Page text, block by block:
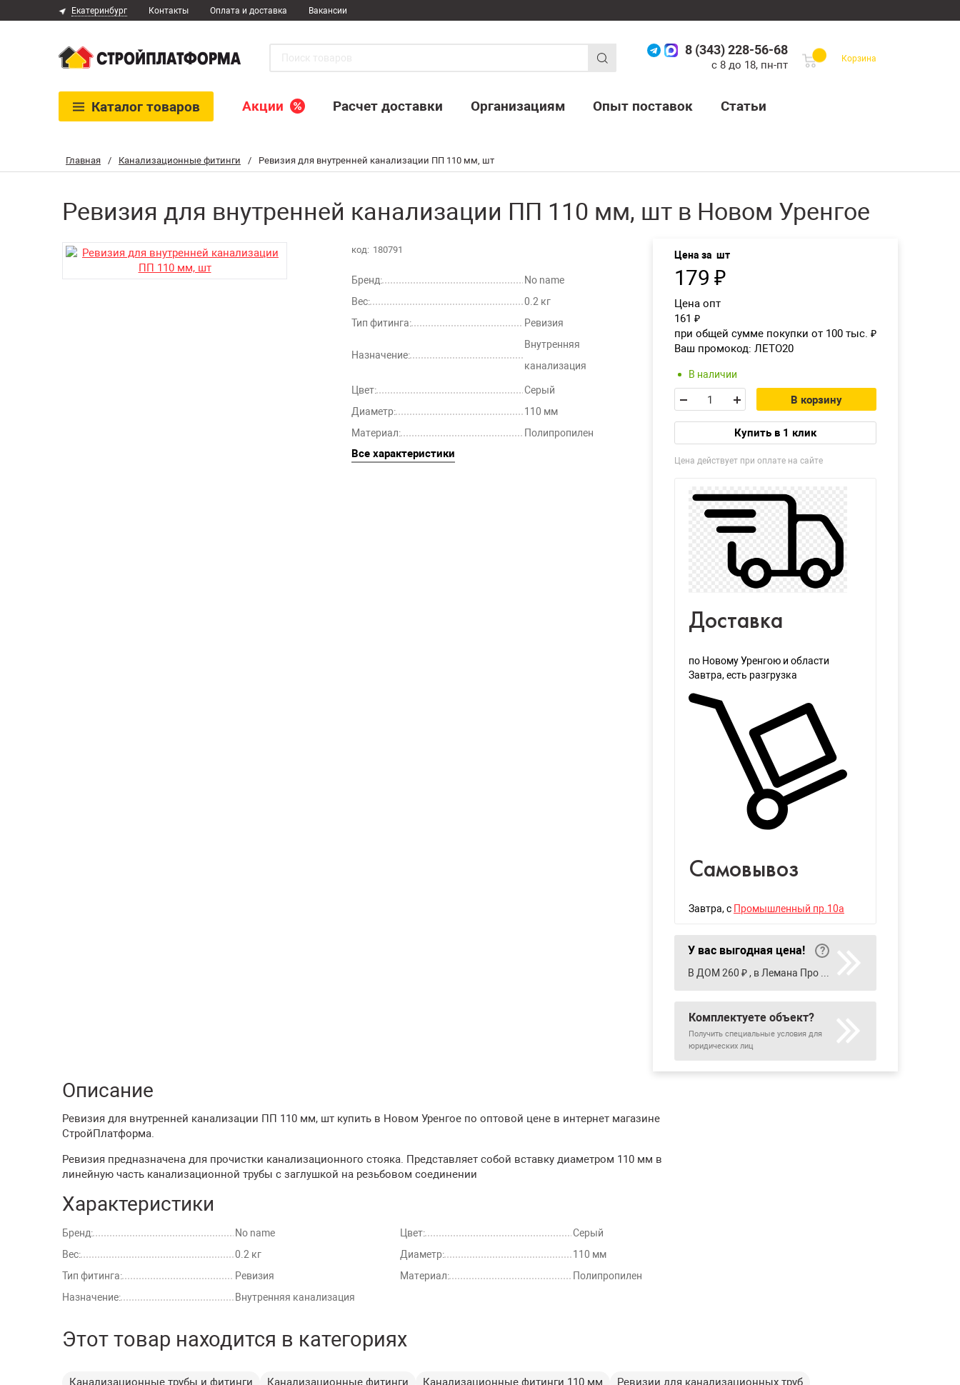
Главная / Канализационные фитинги / Ревизия для внутренней канализации ПП 110 мм, шт
Ревизия для внутренней канализации ПП 110 мм, шт в Новом Уренгое
код: 180791
Бренд:
No name
Вес:
0.2 кг
Тип фитинга:
Ревизия
Назначение:
Внутренняя
канализация
Цвет:
Серый
Диаметр:
110 мм
Материал:
Полипропилен
Все характеристики
Цена за шт
179 ₽
Цена опт
161 ₽
при общей сумме покупки от 100 тыс. ₽
Ваш промокод: ЛЕТО20
В наличии
В корзину
Купить в 1 клик
Цена действует при оплате на сайте
Доставка
по Новому Уренгою и области
Завтра, есть разгрузка
Самовывоз
Завтра, с Промышленный пр.10а
У вас выгодная цена!
Комплектуете объект?
Получить специальные условия для
юридических лиц
Описание
Ревизия для внутренней канализации ПП 110 мм, шт купить в Новом Уренгое по оптовой цене в интернет магазине
СтройПлатформа.
Ревизия предназначена для прочистки канализационного стояка. Представляет собой вставку диаметром 110 мм в
линейную часть канализационной трубы с заглушкой на резьбовом соединении
Характеристики
Бренд:
No name
Вес:
0.2 кг
Тип фитинга:
Ревизия
Назначение:
Внутренняя канализация
Цвет:
Серый
Диаметр:
110 мм
Материал:
Полипропилен
Этот товар находится в категориях
Канализационные трубы и фитинги Канализационные фитинги Канализационные фитинги 110 мм
Ревизии для канализационных труб
Екатеринбург Контакты Оплата и доставка Вакансии
8 (343) 228-56-68
с 8 до 18, пн-пт
Корзина
Каталог товаров Акции Расчет доставки Организациям Опыт поставок Статьи